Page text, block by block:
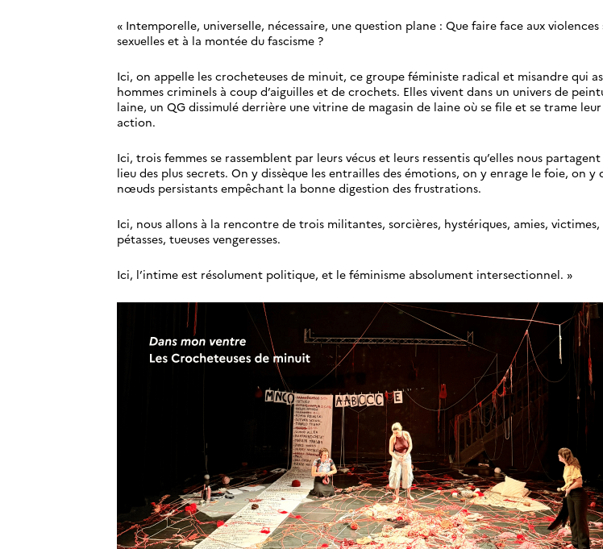
« Intemporelle, universelle, nécessaire, une question plane : Que faire face aux violences
sexuelles et à la montée du fascisme ?
Ici, on appelle les crocheteuses de minuit, ce groupe féministe radical et misandre qui
hommes criminels à coup d’aiguilles et de crochets. Elles vivent dans un univers de
laine, un QG dissimulé derrière une vitrine de magasin de laine où se file et se trame
action.
Ici, trois femmes se rassemblent par leurs vécus et leurs ressentis qu’elles nous partagent
lieu des plus secrets. On y dissèque les entrailles des émotions, on y enrage le foie, on y
nœuds persistants empêchant la bonne digestion des frustrations.
Ici, nous allons à la rencontre de trois militantes, sorcières, hystériques, amies, victimes,
pétasses, tueuses vengeresses.
Ici, l’intime est résolument politique, et le féminisme absolument intersectionnel. »